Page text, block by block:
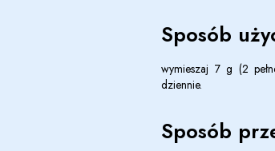
Sposób
wymieszaj 7 g (2
dziennie.
Sposób